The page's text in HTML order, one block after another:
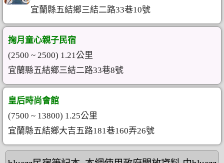
宜蘭縣五結鄉三結二路33巷10號
掬月童心親子民宿
(2500 ~ 2500) 1.21公里
宜蘭縣五結鄉三結二路33巷8號
皇后時尚會館
(7500 ~ 13800) 1.25公里
宜蘭縣五結鄉大吉五路181巷160弄26號